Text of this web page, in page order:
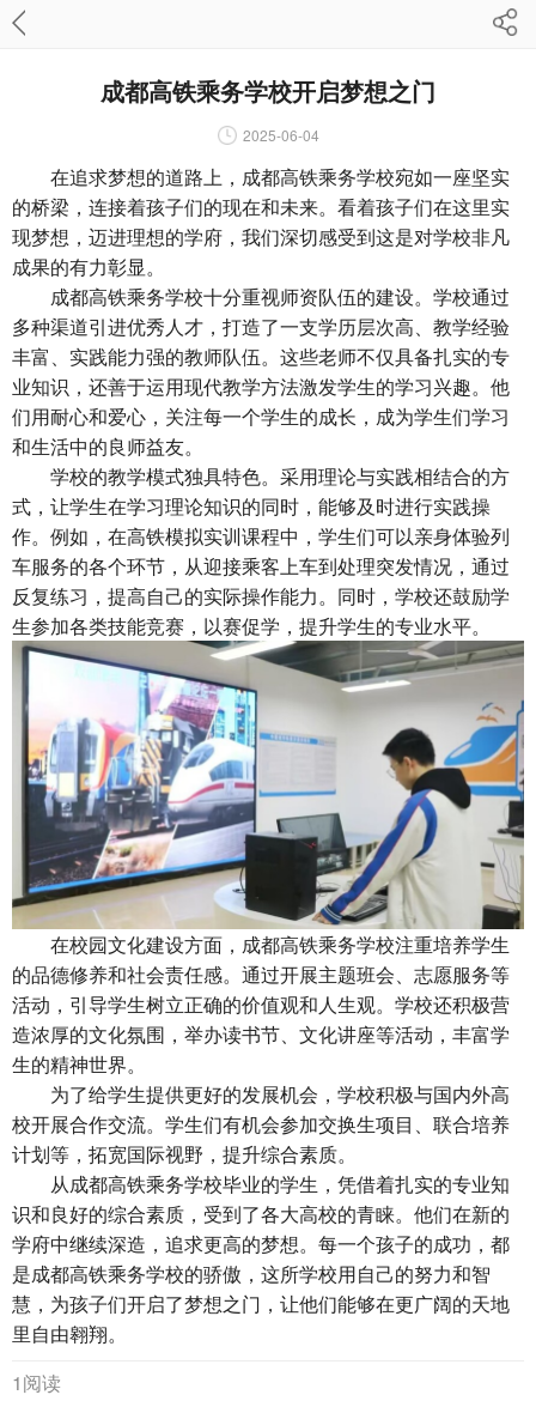
成都高铁乘务学校开启梦想之门
2025-06-04
在追求梦想的道路上，成都高铁乘务学校宛如一座坚实
的桥梁，连接着孩子们的现在和未来。看着孩子们在这里实
现梦想，迈进理想的学府，我们深切感受到这是对学校非凡
成果的有力彰显。
成都高铁乘务学校十分重视师资队伍的建设。学校通过
多种渠道引进优秀人才，打造了一支学历层次高、教学经验
丰富、实践能力强的教师队伍。这些老师不仅具备扎实的专
业知识，还善于运用现代教学方法激发学生的学习兴趣。他
们用耐心和爱心，关注每一个学生的成长，成为学生们学习
和生活中的良师益友。
学校的教学模式独具特色。采用理论与实践相结合的方
式，让学生在学习理论知识的同时，能够及时进行实践操
作。例如，在高铁模拟实训课程中，学生们可以亲身体验列
车服务的各个环节，从迎接乘客上车到处理突发情况，通过
反复练习，提高自己的实际操作能力。同时，学校还鼓励学
生参加各类技能竞赛，以赛促学，提升学生的专业水平。
在校园文化建设方面，成都高铁乘务学校注重培养学生
的品德修养和社会责任感。通过开展主题班会、志愿服务等
活动，引导学生树立正确的价值观和人生观。学校还积极营
造浓厚的文化氛围，举办读书节、文化讲座等活动，丰富学
生的精神世界。
为了给学生提供更好的发展机会，学校积极与国内外高
校开展合作交流。学生们有机会参加交换生项目、联合培养
计划等，拓宽国际视野，提升综合素质。
从成都高铁乘务学校毕业的学生，凭借着扎实的专业知
识和良好的综合素质，受到了各大高校的青睐。他们在新的
学府中继续深造，追求更高的梦想。每一个孩子的成功，都
是成都高铁乘务学校的骄傲，这所学校用自己的努力和智
慧，为孩子们开启了梦想之门，让他们能够在更广阔的天地
里自由翱翔。
1阅读